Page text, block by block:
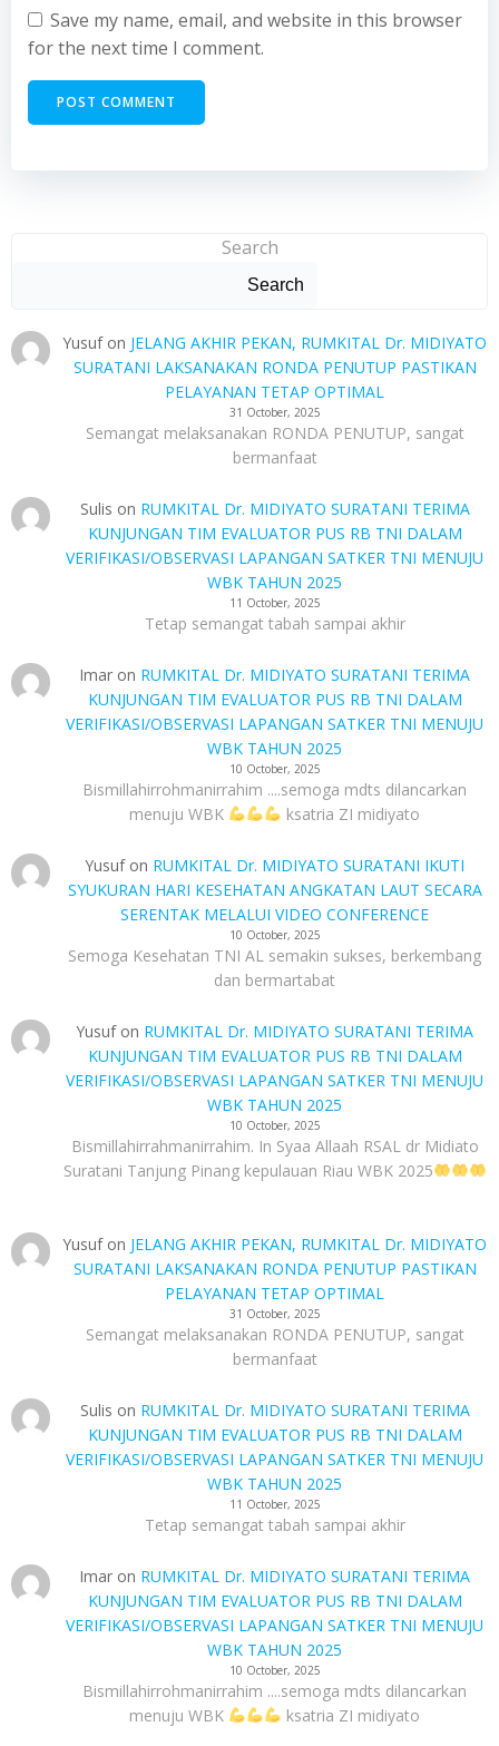
Save my name, email, and website in this browser
for the next time I comment.
Search
Search
Yusufon JELANG AKHIR PEKAN, RUMKITAL Dr. MIDIYATO
SURATANI LAKSANAKAN RONDA PENUTUP PASTIKAN
PELAYANAN TETAP OPTIMAL
31 October, 2025
Semangat melaksanakan RONDA PENUTUP, sangat
bermanfaat
Sulis on RUMKITAL Dr. MIDIYATO SURATANI TERIMA
KUNJUNGAN TIM EVALUATOR PUS RB TNI DALAM
VERIFIKASI/OBSERVASI LAPANGAN SATKER TNI MENUJU
WBK TAHUN 2025
11 October, 2025
Tetap semangat tabah sampai akhir
Imar on RUMKITAL Dr. MIDIYATO SURATANI TERIMA
KUNJUNGAN TIM EVALUATOR PUS RB TNI DALAM
VERIFIKASI/OBSERVASI LAPANGAN SATKER TNI MENUJU
WBK TAHUN 2025
10 October, 2025
Bismillahirrohmanirrahim ....semoga mdts dilancarkan
menuju WBK
ksatria ZI midiyato
Yusufon RUMKITAL Dr. MIDIYATO SURATANI IKUTI
SYUKURAN HARI KESEHATAN ANGKATAN LAUT SECARA
SERENTAK MELALUI VIDEO CONFERENCE
10 October, 2025
Semoga Kesehatan TNI AL semakin sukses, berkembang
dan bermartabat
Yusufon RUMKITAL Dr. MIDIYATO SURATANI TERIMA
KUNJUNGAN TIM EVALUATOR PUS RB TNI DALAM
VERIFIKASI/OBSERVASI LAPANGAN SATKER TNI MENUJU
WBK TAHUN 2025
10 October, 2025
Bismillahirrahmanirrahim. In Syaa Allaah RSAL dr Midiato
Suratani Tanjung Pinang kepulauan Riau WBK 2025
Yusufon JELANG AKHIR PEKAN, RUMKITAL Dr. MIDIYATO
SURATANI LAKSANAKAN RONDA PENUTUP PASTIKAN
PELAYANAN TETAP OPTIMAL
31 October, 2025
Semangat melaksanakan RONDA PENUTUP, sangat
bermanfaat
Sulis on RUMKITAL Dr. MIDIYATO SURATANI TERIMA
KUNJUNGAN TIM EVALUATOR PUS RB TNI DALAM
VERIFIKASI/OBSERVASI LAPANGAN SATKER TNI MENUJU
WBK TAHUN 2025
11 October, 2025
Tetap semangat tabah sampai akhir
Imar on RUMKITAL Dr. MIDIYATO SURATANI TERIMA
KUNJUNGAN TIM EVALUATOR PUS RB TNI DALAM
VERIFIKASI/OBSERVASI LAPANGAN SATKER TNI MENUJU
WBK TAHUN 2025
10 October, 2025
Bismillahirrohmanirrahim ....semoga mdts dilancarkan
menuju WBK
ksatria ZI midiyato